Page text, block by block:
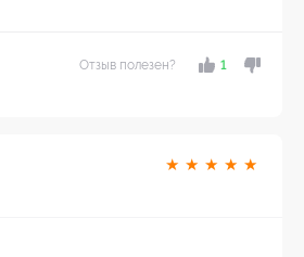
Отзыв полезен? 1
★ ★ ★ ★ ★